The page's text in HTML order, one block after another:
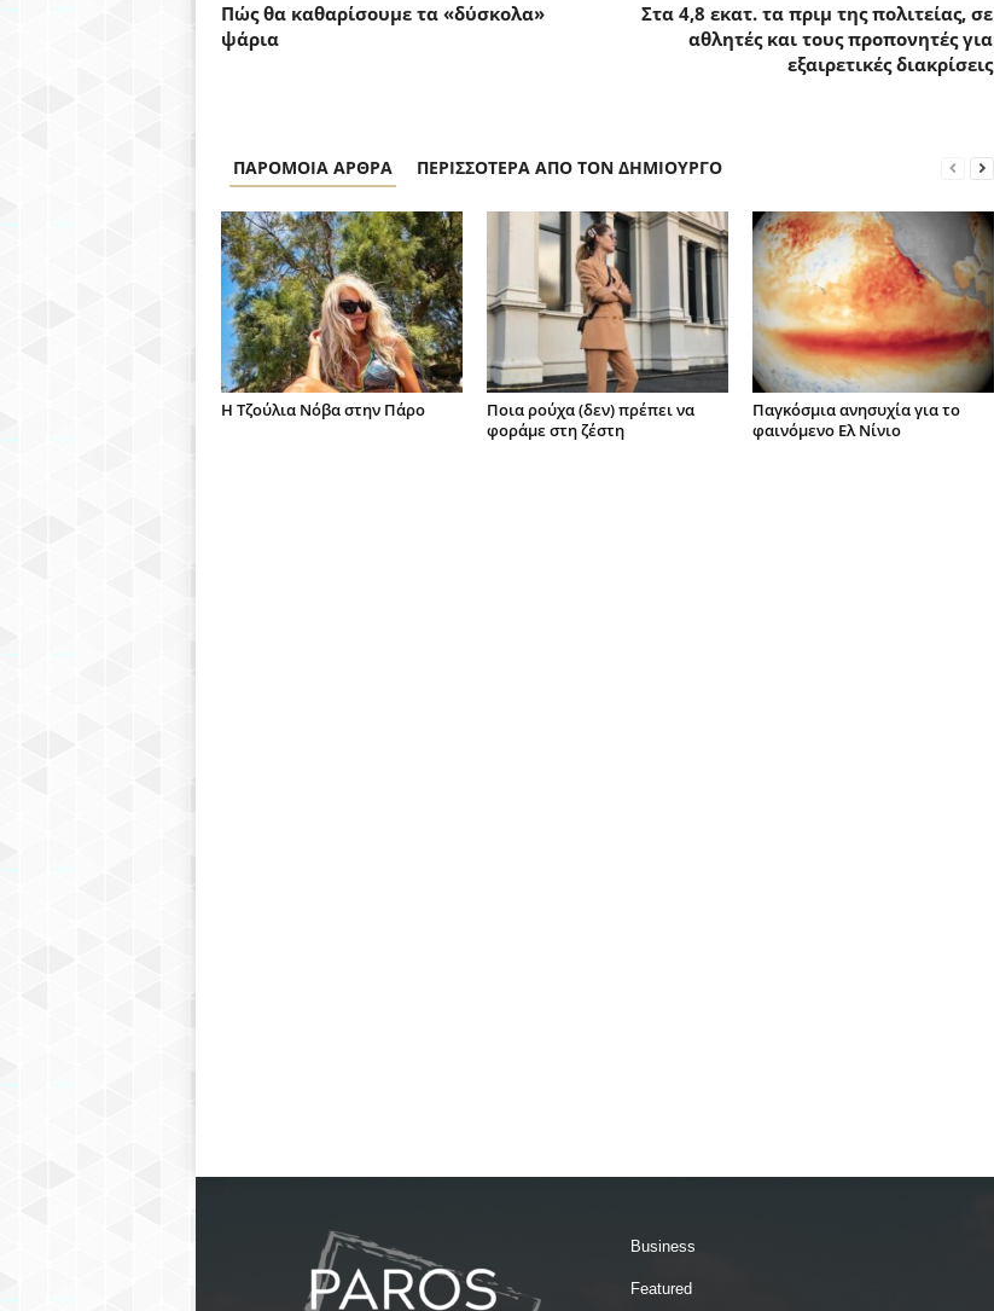
Πώς θα καθαρίσουμε τα «δύσκολα»
ψάρια
Στα 4,8 εκατ. τα πριμ της πολιτείας, σε
αθλητές και τους προπονητές για
εξαιρετικές διακρίσεις
ΠΑΡΟΜΟΙΑ ΑΡΘΡΑ ΠΕΡΙΣΣΟΤΕΡΑ ΑΠΟ ΤΟΝ ΔΗΜΙΟΥΡΓΟ
H Τζούλια Νόβα στην Πάρο
Ποια ρούχα (δεν) πρέπει να
φοράμε στη ζέστη
Παγκόσμια ανησυχία για το
φαινόμενο Ελ Νίνιο
Business
Featured